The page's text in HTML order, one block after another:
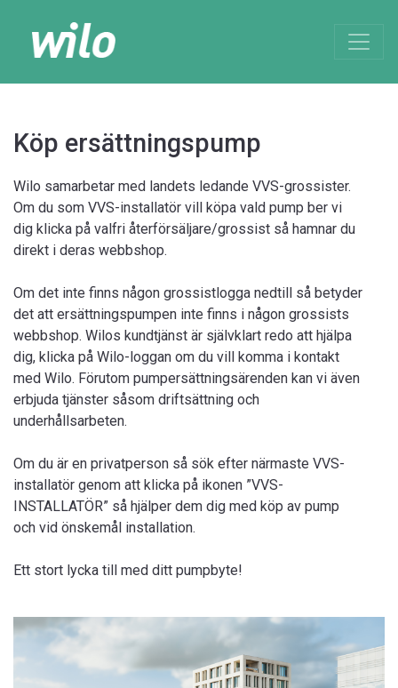
Köp ersättningspump
Wilo samarbetar med landets ledande VVS-grossister.
Om du som VVS-installatör vill köpa vald pump ber vi
dig klicka på valfri återförsäljare/grossist så hamnar du
direkt i deras webbshop.
Om det inte finns någon grossistlogga nedtill så betyder
det att ersättningspumpen inte finns i någon grossists
webbshop. Wilos kundtjänst är självklart redo att hjälpa
dig, klicka på Wilo-loggan om du vill komma i kontakt
med Wilo. Förutom pumpersättningsärenden kan vi även
erbjuda tjänster såsom driftsättning och
underhållsarbeten.
Om du är en privatperson så sök efter närmaste VVS-
installatör genom att klicka på ikonen ”VVS-
INSTALLATÖR” så hjälper dem dig med köp av pump
och vid önskemål installation.
Ett stort lycka till med ditt pumpbyte!